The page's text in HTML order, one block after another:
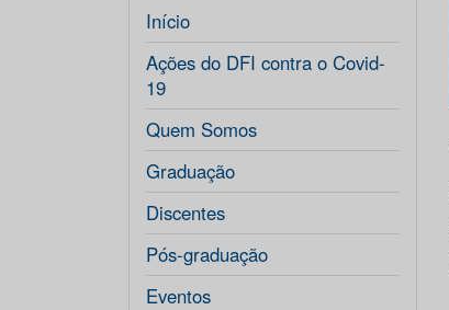
Início
Ações do DFI contra o Covid-
19
Quem Somos
Graduação
Discentes
Pós-graduação
Eventos